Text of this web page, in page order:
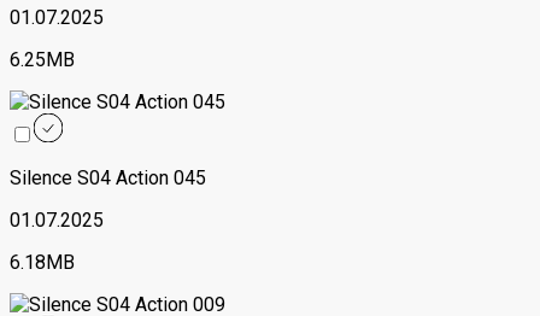
01.07.2025
6.25MB
Silence S04 Action 045
01.07.2025
6.18MB